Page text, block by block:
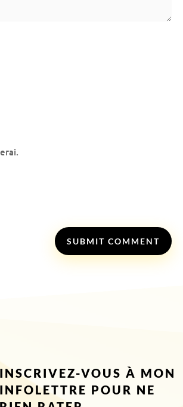
SUBMIT COMMENT
INSCRIVEZ-VOUS À MON
INFOLETTRE POUR NE